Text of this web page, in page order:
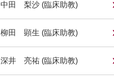
中田 梨沙 (臨床助教)
柳田 顕生 (臨床助教)
深井 亮祐 (臨床助教)